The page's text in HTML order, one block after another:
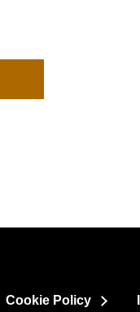
Cookie Policy